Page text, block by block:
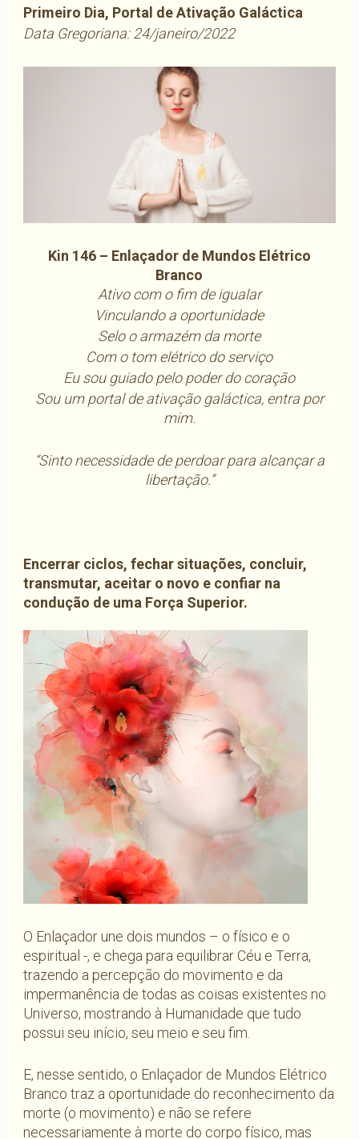
Primeiro Dia, Portal de Ativação Galáctica
Data Gregoriana: 24/janeiro/2022
Kin 146 – Enlaçador de Mundos Elétrico
Branco
Ativo com o fim de igualar
Vinculando a oportunidade
Selo o armazém da morte
Com o tom elétrico do serviço
Eu sou guiado pelo poder do coração
Sou um portal de ativação galáctica, entra por
mim.
“Sinto necessidade de perdoar para alcançar a
libertação.”
Encerrar ciclos, fechar situações, concluir,
transmutar, aceitar o novo e confiar na
condução de uma Força Superior.
O Enlaçador une dois mundos – o físico e o
espiritual -, e chega para equilibrar Céu e Terra,
trazendo a percepção do movimento e da
impermanência de todas as coisas existentes no
Universo, mostrando à Humanidade que tudo
possui seu início, seu meio e seu fim.
E, nesse sentido, o Enlaçador de Mundos Elétrico
Branco traz a oportunidade do reconhecimento da
morte (o movimento) e não se refere
necessariamente à morte do corpo físico, mas